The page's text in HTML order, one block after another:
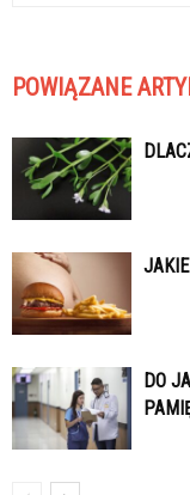
POWIĄZANE
DO